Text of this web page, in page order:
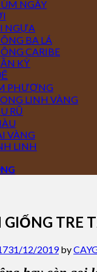
NGÂY
NGỰA
BA LÁ
CARIBE
KỲ
PHƯỢNG
LINH VÀNG
RŨ
VÀNG
LINH
TRE
31/12/2019by